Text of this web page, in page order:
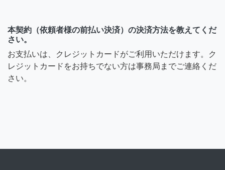
本契約（依頼者様の前払い決済）の決済方法を教えてくだ
さい。
お支払いは、クレジットカードがご利用いただけます。ク
レジットカードをお持ちでない方は事務局までご連絡くだ
さい。